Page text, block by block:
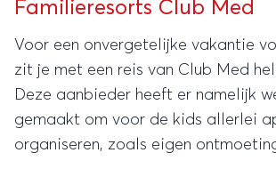
Familieresorts Club Med
Voor een onvergetelijke vakantie
zit je met een reis van Club Med
Deze aanbieder heeft er namelijk
gemaakt om voor de kids allerlei
organiseren, zoals eigen